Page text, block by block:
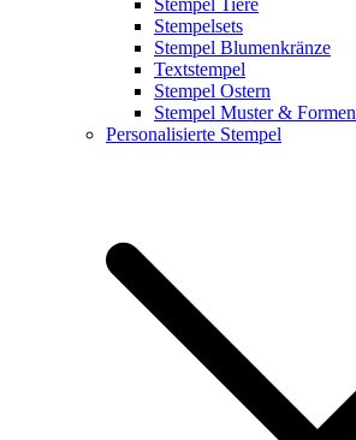
Stempel Tiere
Stempelsets
Stempel Blumenkränze
Textstempel
Stempel Ostern
Stempel Muster & Formen
Personalisierte Stempel